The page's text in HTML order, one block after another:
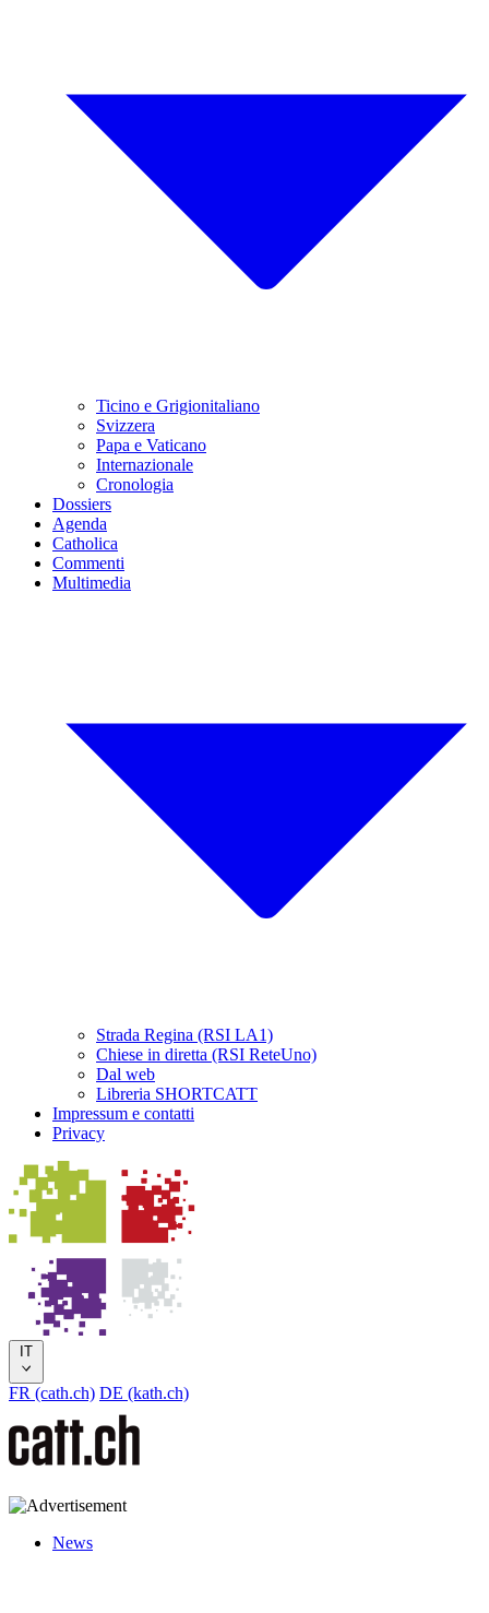
Ticino e Grigionitaliano
Svizzera
Papa e Vaticano
Internazionale
Cronologia
Dossiers
Agenda
Catholica
Commenti
Multimedia
Strada Regina (RSI LA1)
Chiese in diretta (RSI ReteUno)
Dal web
Libreria SHORTCATT
Impressum e contatti
Privacy
IT
FR (cath.ch) DE (kath.ch)
News